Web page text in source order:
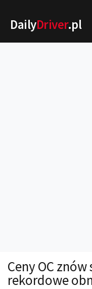
DailyDriver.pl
Technika jazdy
Oświetlenie
Ceny OC
rekordowe